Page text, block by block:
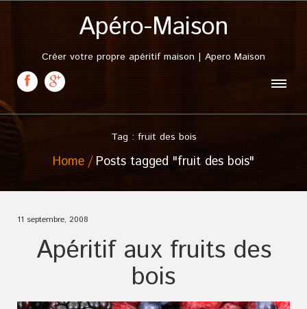
Apéro-Maison
Créer votre propre apéritif maison | Apero Maison
Tag : fruit des bois
Home Posts tagged "fruit des bois"
11 septembre, 2008
Apéritif aux fruits des
bois